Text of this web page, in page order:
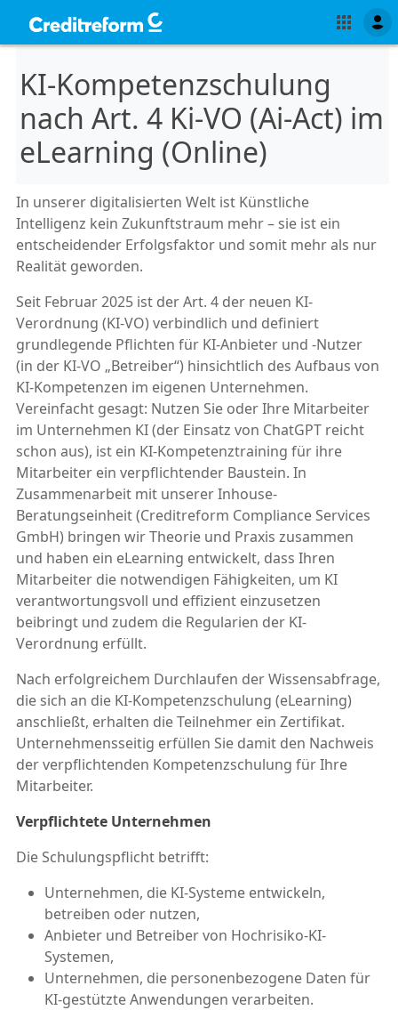
KI-Kompetenzschulung
nach Art. 4 Ki-VO (Ai-Act) im
eLearning (Online)
In unserer digitalisierten Welt ist Künstliche
Intelligenz kein Zukunftstraum mehr – sie ist ein
entscheidender Erfolgsfaktor und somit mehr als nur
Realität geworden.
Seit Februar 2025 ist der Art. 4 der neuen KI-
Verordnung (KI-VO) verbindlich und definiert
grundlegende Pflichten für KI-Anbieter und -Nutzer
(in der KI-VO „Betreiber“) hinsichtlich des Aufbaus von
KI-Kompetenzen im eigenen Unternehmen.
Vereinfacht gesagt: Nutzen Sie oder Ihre Mitarbeiter
im Unternehmen KI (der Einsatz von ChatGPT reicht
schon aus), ist ein KI-Kompetenztraining für ihre
Mitarbeiter ein verpflichtender Baustein. In
Zusammenarbeit mit unserer Inhouse-
Beratungseinheit (Creditreform Compliance Services
GmbH) bringen wir Theorie und Praxis zusammen
und haben ein eLearning entwickelt, dass Ihren
Mitarbeiter die notwendigen Fähigkeiten, um KI
verantwortungsvoll und effizient einzusetzen
beibringt und zudem die Regularien der KI-
Verordnung erfüllt.
Nach erfolgreichem Durchlaufen der Wissensabfrage,
die sich an die KI-Kompetenzschulung (eLearning)
anschließt, erhalten die Teilnehmer ein Zertifikat.
Unternehmensseitig erfüllen Sie damit den Nachweis
der verpflichtenden Kompetenzschulung für Ihre
Mitarbeiter.
Verpflichtete Unternehmen
Die Schulungspflicht betrifft:
Unternehmen, die KI-Systeme entwickeln,
betreiben oder nutzen,
Anbieter und Betreiber von Hochrisiko-KI-
Systemen,
Unternehmen, die personenbezogene Daten für
KI-gestützte Anwendungen verarbeiten.